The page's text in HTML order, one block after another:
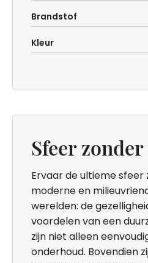
Brandstof
Kleur
Sfeer
Ervaar de ultieme
moderne en
werelden: de
voordelen van een
zijn niet alleen
onderhoud. Bovendien